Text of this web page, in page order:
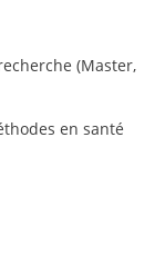
(Master,
en santé